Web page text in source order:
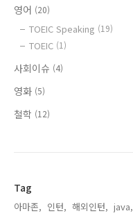
영어 (20)
TOEIC Speaking (19)
TOEIC (1)
사회이슈 (4)
영화 (5)
철학 (12)
Tag
아마존, 인턴, 해외인턴, java,